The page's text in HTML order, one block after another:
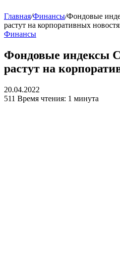
Главная/Финансы/Фондовые
растут на корпоративных
Финансы
Фондовые индексы
растут на
20.04.2022
511 Время чтения: 1 минута